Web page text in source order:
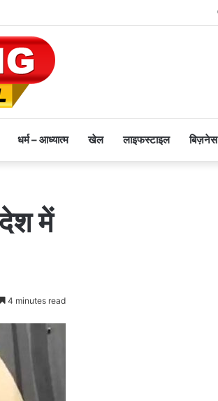
धर्म – आध्यात्म खेल लाइफस्टाइल बिज़नेस
में
4 minutes read